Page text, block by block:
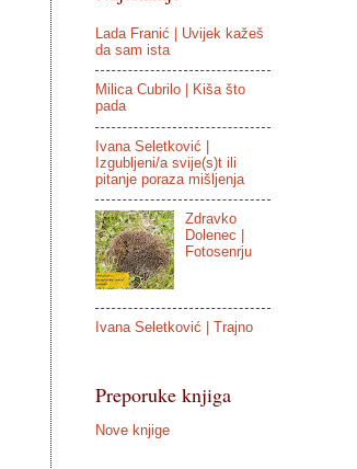
Lada Franić | Uvijek kažeš
da sam ista
Milica Cubrilo | Kiša što
pada
Ivana Seletković |
Izgubljeni/a svije(s)t ili
pitanje poraza mišljenja
Zdravko
Dolenec |
Fotosenrju
Ivana Seletković | Trajno
Preporuke knjiga
Nove knjige